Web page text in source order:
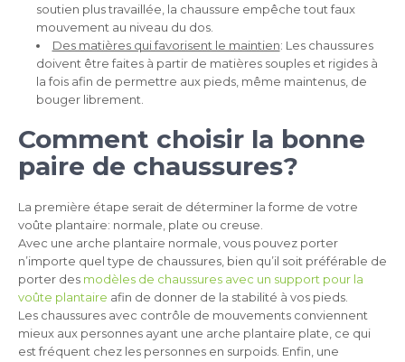
soutien plus travaillée, la chaussure empêche tout faux
mouvement au niveau du dos.
Des matières qui favorisent le maintien: Les chaussures
doivent être faites à partir de matières souples et rigides à
la fois afin de permettre aux pieds, même maintenus, de
bouger librement.
Comment choisir la bonne
paire de chaussures?
La première étape serait de déterminer la forme de votre
voûte plantaire: normale, plate ou creuse.
Avec une arche plantaire normale, vous pouvez porter
n’importe quel type de chaussures, bien qu’il soit préférable de
porter des modèles de chaussures avec un support pour la
voûte plantaire afin de donner de la stabilité à vos pieds.
Les chaussures avec contrôle de mouvements conviennent
mieux aux personnes ayant une arche plantaire plate, ce qui
est fréquent chez les personnes en surpoids. Enfin, une